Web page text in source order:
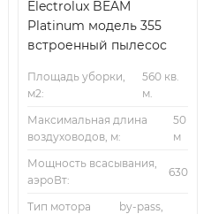
Electrolux BEAM
Platinum модель 355
встроенный пылесос
Площадь уборки,
м2:
560 кв.
м.
Максимальная длина
воздуховодов, м:
50
м
Мощность всасывания,
аэроВт:
630
Тип мотора
by-pass,